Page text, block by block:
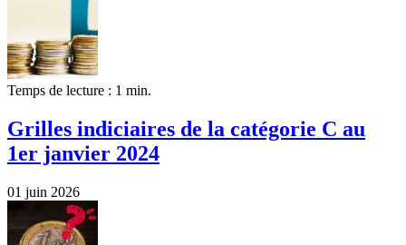
Temps de lecture : 1 min.
Grilles indiciaires de la catégorie C au
1er janvier 2024
01 juin 2026